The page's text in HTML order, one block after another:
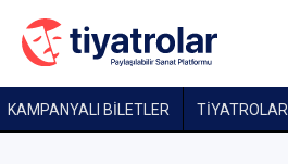
KAMPANYALI BİLETLER TİYATROLAR